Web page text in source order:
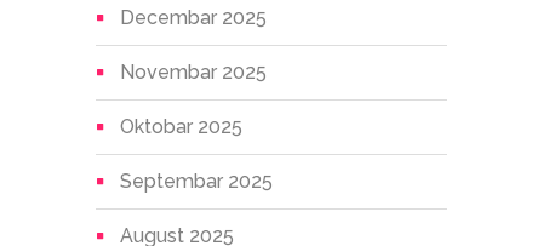
Decembar 2025
Novembar 2025
Oktobar 2025
Septembar 2025
August 2025